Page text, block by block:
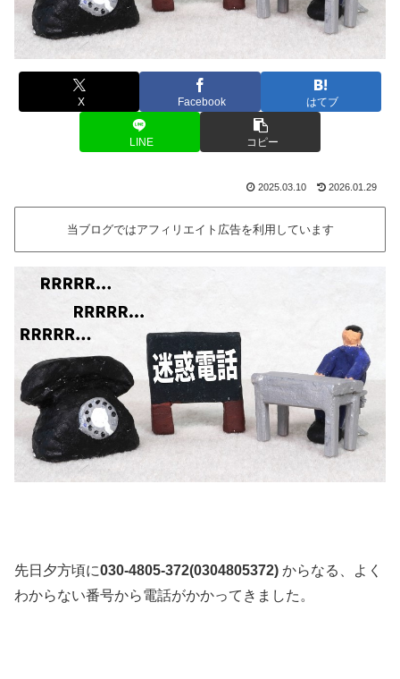
X Facebook はてブ
LINE コピー
2025.03.10 2026.01.29
当ブログではアフィリエイト広告を利用しています
先日夕方頃に030-4805-372(0304805372) からなる、よく
わからない番号から電話がかかってきました。